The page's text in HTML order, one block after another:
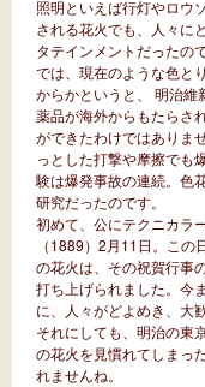
照明といえば行灯やロウ
される花火でも、人々に
タテインメントだったので
では、現在のような色と
からかというと、 明治維
薬品が海外からもたらさ
ができたわけではありま
っとした打撃や摩擦でも
験は爆発事故の連続。色
研究だったのです。
初めて、公にテクニカラ
（1889）2月11日。こ
の花火は、その祝賀行事
打ち上げられました。今
に、人々がどよめき、大
それにしても、明治の東
の花火を見慣れてしまっ
れませんね。